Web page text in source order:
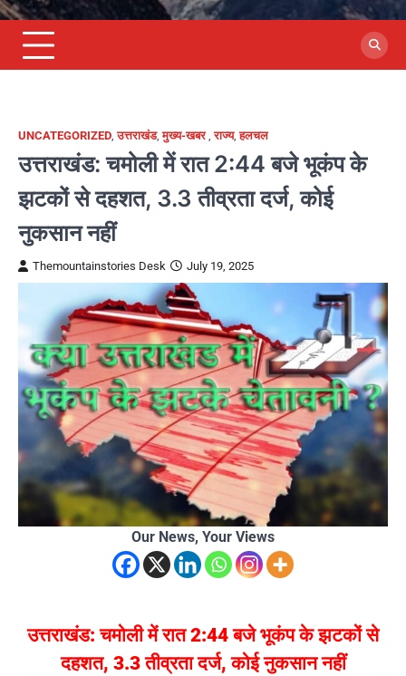
UNCATEGORIZED,उत्तराखंड,मुख्य-खबर,राज्य,हलचल
उत्तराखंड: चमोली में रात 2:44 बजे भूकंप के
झटकों से दहशत, 3.3 तीव्रता दर्ज, कोई
नुकसान नहीं
Themountainstories Desk July 19, 2025
Our News, Your Views
उत्तराखंड: चमोली में रात 2:44 बजे भूकंप के झटकों से
दहशत, 3.3 तीव्रता दर्ज, कोई नुकसान नहीं